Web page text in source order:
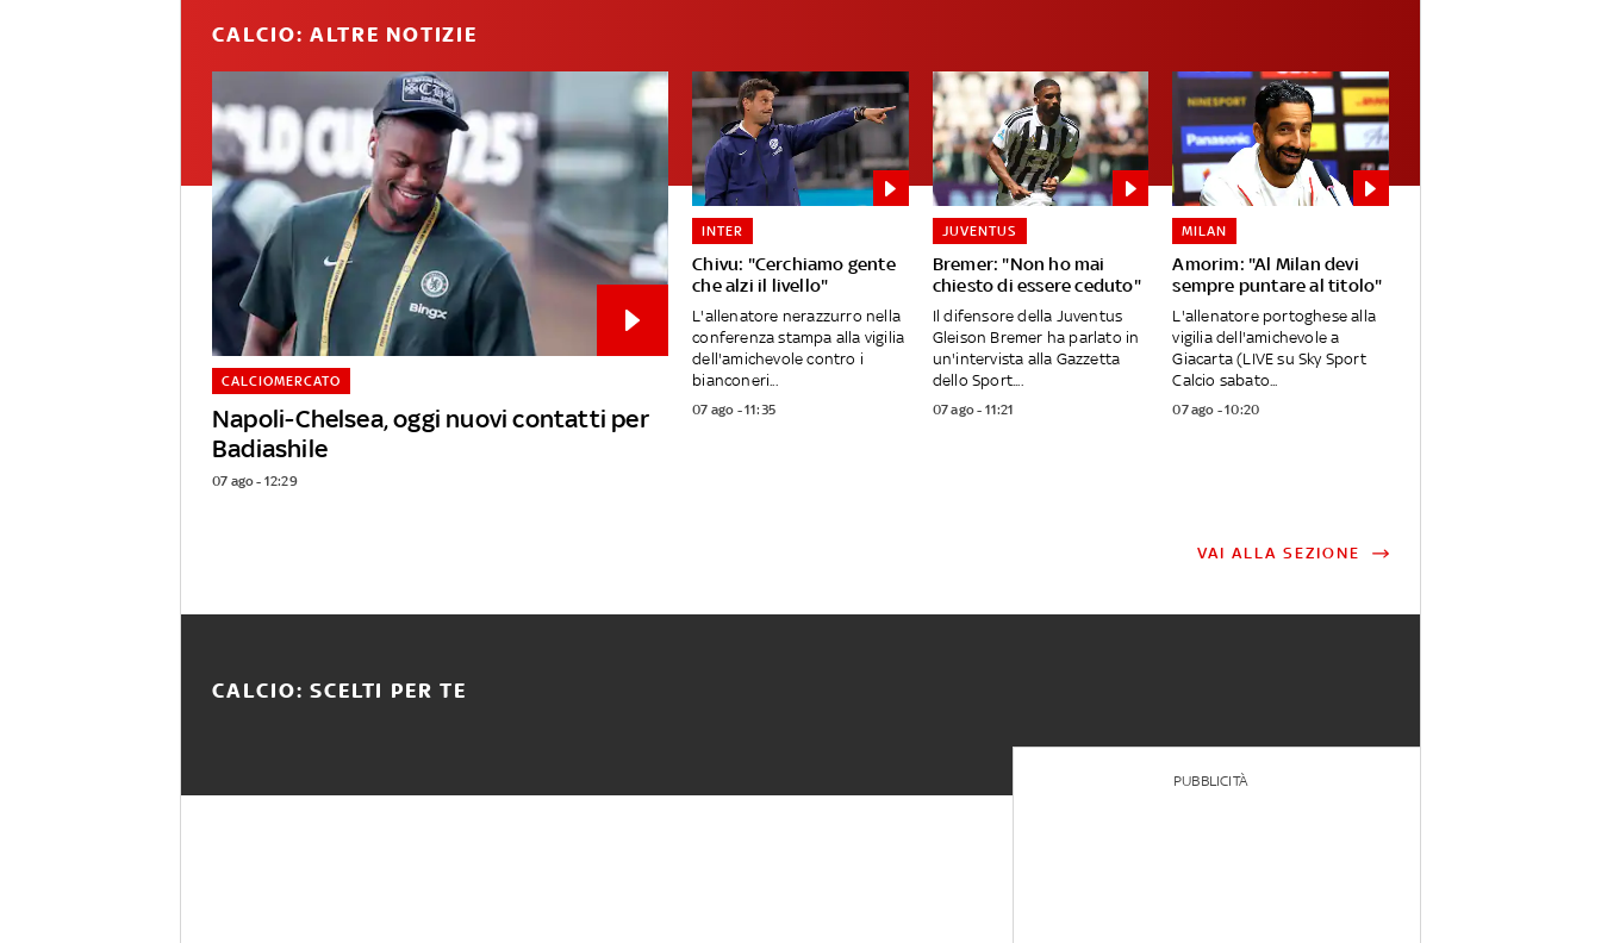
CALCIO: ALTRE NOTIZIE
Napoli-Chelsea, oggi nuovi contatti per
Badiashile
CALCIOMERCATO
07 ago - 12:29
Chivu: "Cerchiamo gente
che alzi il livello"
INTER
L'allenatore nerazzurro nella
conferenza stampa alla vigilia
dell'amichevole contro i
bianconeri...
07 ago - 11:35
Bremer: "Non ho mai
chiesto di essere ceduto"
JUVENTUS
Il difensore della Juventus
Gleison Bremer ha parlato in
un'intervista alla Gazzetta
dello Sport....
07 ago - 11:21
Amorim: "Al Milan devi
sempre puntare al titolo"
MILAN
L'allenatore portoghese alla
vigilia dell'amichevole a
Giacarta (LIVE su Sky Sport
Calcio sabato...
07 ago - 10:20
VAI ALLA SEZIONE
CALCIO: SCELTI PER TE
PUBBLICITÀ